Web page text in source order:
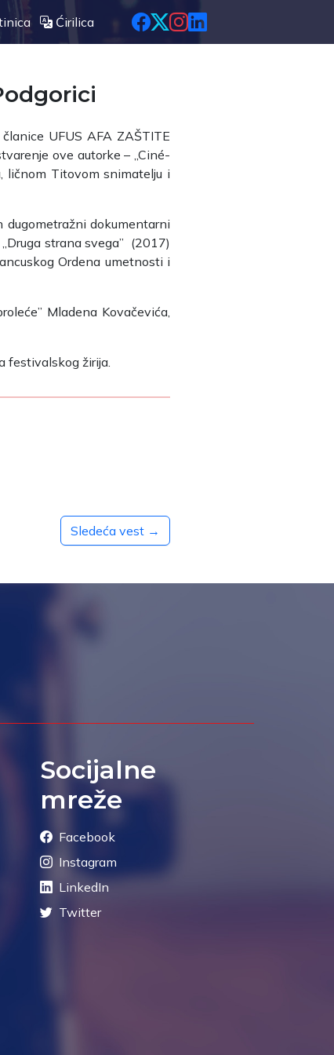
Ćirilica
UFUS AFA ZAŠTITE
ove autorke – „Ciné-
ličnom Titovom snimatelju i
dugometražni dokumentarni
strana svega” (2017)
Ordena umetnosti i
Mladena Kovačevića,
festivalskog žirija.
Sledeća vest →
Socijalne
mreže
Facebook
Instagram
LinkedIn
Twitter